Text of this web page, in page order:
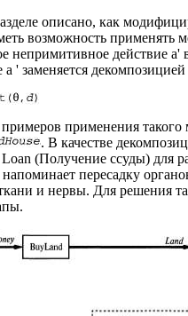
описано, как
возможность применять
непримитивное действие
а ' заменяется декомпозицией
применения такого
. В качестве
(Получение ссуды) для
пересадку
и нервы. Для решения